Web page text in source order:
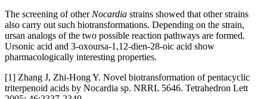
The screening of otherNocardia strains showed that other strains
also carry out such biotransformations. Depending on the strain,
ursan analogs of the two possible reaction pathways are formed.
Ursonic acid and 3-oxoursa-1,12-dien-28-oic acid show
pharmacologically interesting properties.
[1] Zhang J, Zhi-Hong Y. Novel biotransformation of pentacyclic
triterpenoid acids by Nocardia sp. NRRL 5646. Tetrahedron Lett